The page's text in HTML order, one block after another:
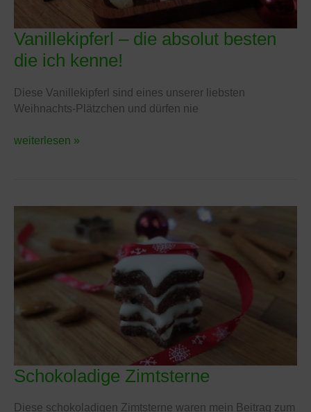
Vanillekipferl – die absolut besten
die ich kenne!
Diese Vanillekipferl sind eines unserer liebsten
Weihnachts-Plätzchen und dürfen nie
Vanillekipferl
die
besten
die
kenne!
weiterlesen »
Schokoladige Zimtsterne
Diese schokoladigen Zimtsterne waren mein Beitrag zum
Schokoladige